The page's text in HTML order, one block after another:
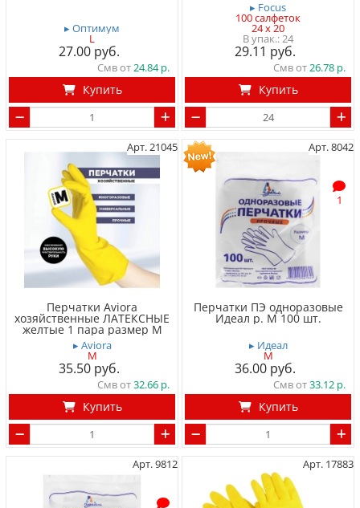
▸ Оптимум
L
27.00
Смв от24.84
Купить
▸ Focus
100 салфеток
24 x 20
24
29.11
Смв от26.78
Купить
Арт. 21045
Перчатки Aviora
хозяйственные ЛАТЕКСНЫЕ
желтые 1 пара размер M
▸ Aviora
M
35.50
Смв от32.66
Купить
Арт. 8042
1
Перчатки ПЭ одноразовые
Идеал р. M 100 шт.
▸ Идеал
M
36.00
Смв от33.12
Купить
Арт. 9812 Арт. 17883